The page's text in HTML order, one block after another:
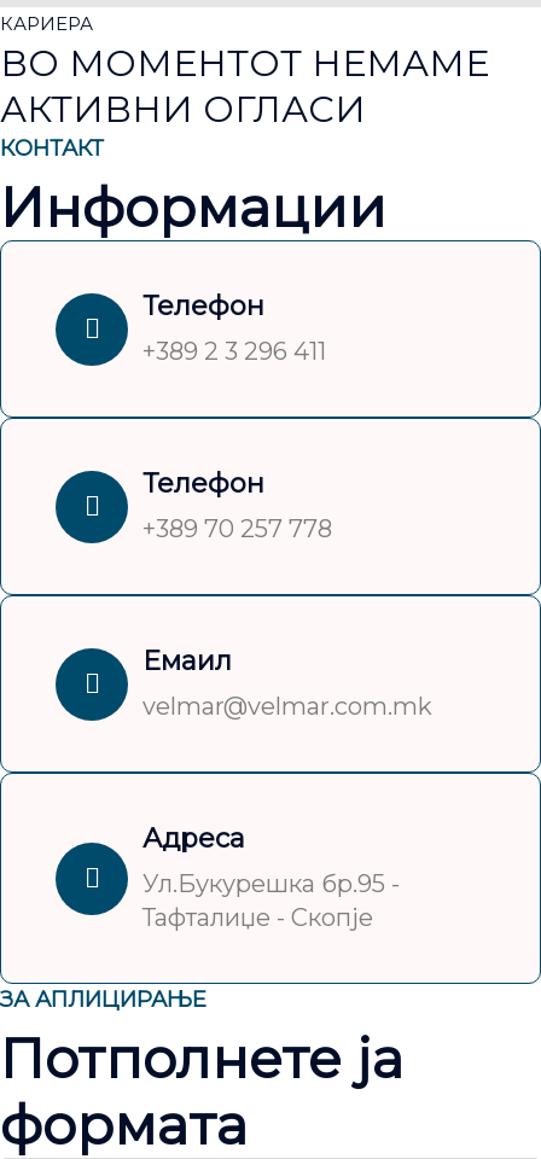
КАРИЕРА
ВО МОМЕНТОТ НЕМАМЕ
АКТИВНИ ОГЛАСИ
КОНТАКТ
Информации
Телефон
+389 2 3 296 411
Телефон
+389 70 257 778
Емаил
velmar@velmar.com.mk
Адреса
Ул.Букурешка бр.95 -
Тафталиџе - Скопје
ЗА АПЛИЦИРАЊЕ
Потполнете ја
формата